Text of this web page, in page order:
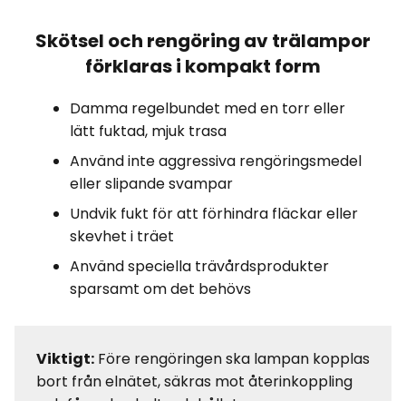
Skötsel och rengöring av trälampor
förklaras i kompakt form
Damma regelbundet med en torr eller
lätt fuktad, mjuk trasa
Använd inte aggressiva rengöringsmedel
eller slipande svampar
Undvik fukt för att förhindra fläckar eller
skevhet i träet
Använd speciella trävårdsprodukter
sparsamt om det behövs
Viktigt: Före rengöringen ska lampan kopplas
bort från elnätet, säkras mot återinkoppling